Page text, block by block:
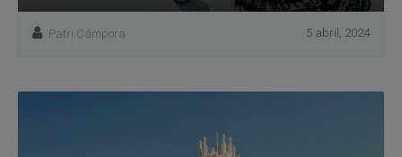
Patri Cámpora 5 abril, 2024